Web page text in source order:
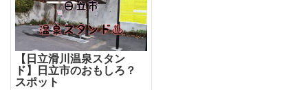
【日立滑川温泉スタン
ド】日立市のおもしろ？
スポット